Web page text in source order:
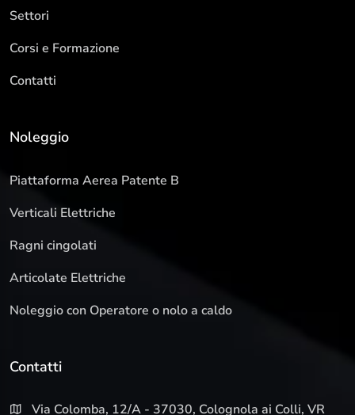
Settori
Corsi e Formazione
Contatti
Noleggio
Piattaforma Aerea Patente B
Verticali Elettriche
Ragni cingolati
Articolate Elettriche
Noleggio con Operatore o nolo a caldo
Contatti
Via Colomba, 12/A - 37030, Colognola ai Colli, VR